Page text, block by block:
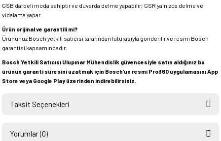
GSB darbeli moda sahiptir ve duvarda delme yapabilir; GSR yalnızca delme ve
vidalama yapar.
Ürün orijinal ve garantili mi?
Ürününüz Bosch yetkili satıcısı tarafından faturasıyla gönderilir ve resmi Bosch
garantisi kapsamındadır.
Bosch Yetkili Satıcısı Ulupınar Mühendislik güvencesiyle satın aldığınız bu
ürünün garanti süresini uzatmak için Bosch’un resmi Pro360 uygulamasını App
Store veya Google Play üzerinden indirebilirsiniz.
Taksit Seçenekleri
Yorumlar (0)